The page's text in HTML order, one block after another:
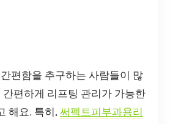
편함을 추구하는 사람들이 많
간편하게 리프팅 관리가 가능한
해요. 특히, 써펙트피부과용리